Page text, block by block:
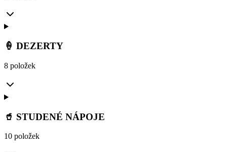
🍦 DEZERTY
8 položek
🥤 STUDENÉ NÁPOJE
10 položek